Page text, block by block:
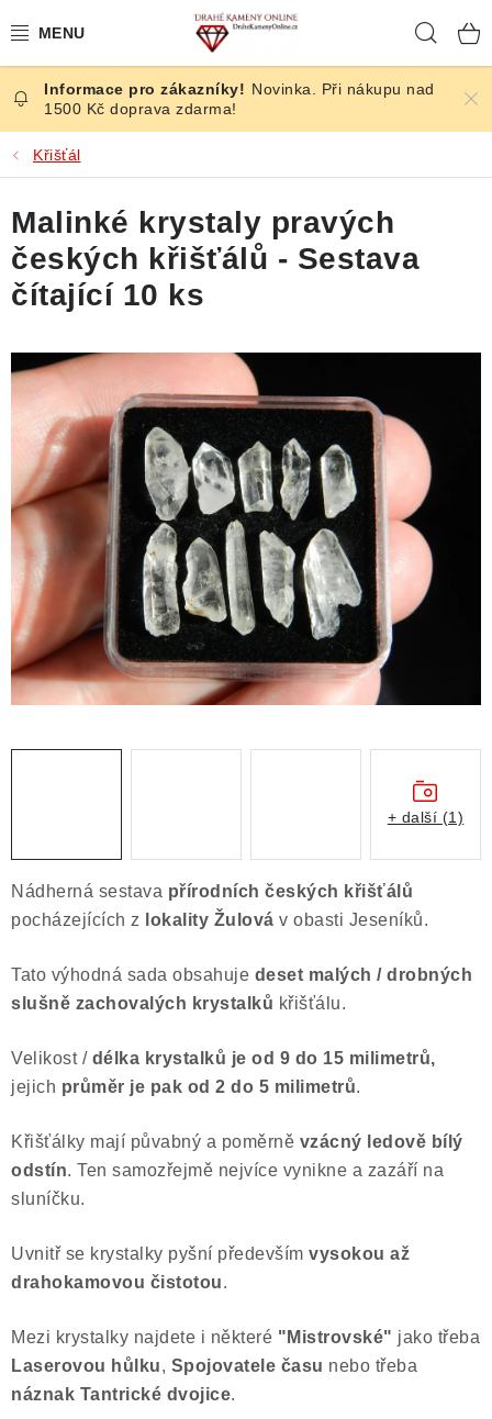
na
ČESKÉ KAMENY
ŠPERKY
KAMENY ZE SVĚTA
BROUŠENÉ
ÚČINKY
KRYSTALY
ČLÁNKY
NALEZIŠTĚ
NÁŠ PŘÍBĚH
VIDEOGALERIE
Výkup minerálů a drahých kamenů
Formulář pro odstoupení od smlouvy
Poučení o právu na odstoupení od smlouvy
Novinka. Při nákupu nad
1500 Kč doprava zdarma!
Křišťál
Nádherná sestava přírodních českých křišťálů
pocházejících z lokality Žulová v obasti Jeseníků.
Tato výhodná sada obsahuje deset malých / drobných
slušně zachovalých krystalků křišťálu.
Velikost / délka krystalků je od 9 do 15 milimetrů,
jejich průměr je pak od 2 do 5 milimetrů.
Křišťálky mají půvabný a poměrně vzácný ledově bílý
odstín. Ten samozřejmě nejvíce vynikne a zazáří na
sluníčku.
Uvnitř se krystalky pyšní především vysokou až
drahokamovou čistotou.
Mezi krystalky najdete i některé "Mistrovské" jako třeba
Laserovou hůlku, Spojovatele času nebo třeba
náznak Tantrické dvojice.
Malinké krystaly pravých
českých křišťálů - Sestava
čítající 10 ks
+ další (1)